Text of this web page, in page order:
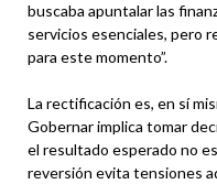
buscaba apuntalar las
servicios esenciales, pero
para este momento”.
La rectificación es, en sí
Gobernar implica tomar
el resultado esperado no
reversión evita tensiones